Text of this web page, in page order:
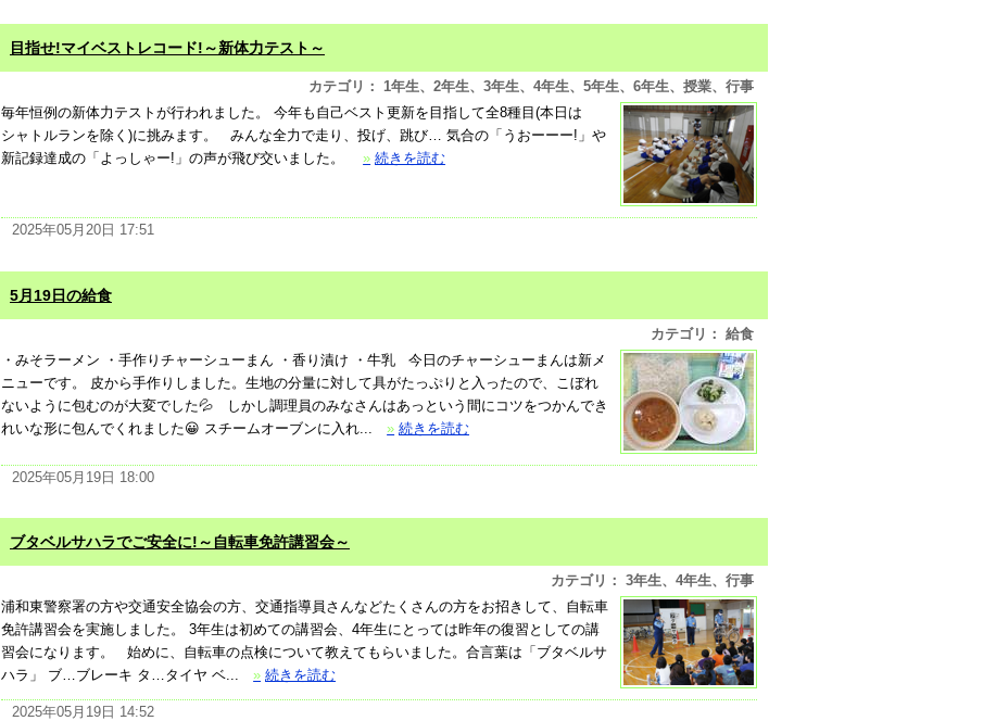
目指せ!マイベストレコード!～新体力テスト～
カテゴリ： 1年生、2年生、3年生、4年生、5年生、6年生、授業、行事
毎年恒例の新体力テストが行われました。 今年も自己ベスト更新を目指して全8種目(本日は
シャトルランを除く)に挑みます。 みんな全力で走り、投げ、跳び… 気合の「うおーーー!」や
新記録達成の「よっしゃー!」の声が飛び交いました。
» 続きを読む
2025年05月20日 17:51
5月19日の給食
カテゴリ： 給食
・みそラーメン ・手作りチャーシューまん ・香り漬け ・牛乳 今日のチャーシューまんは新メ
ニューです。 皮から手作りしました。生地の分量に対して具がたっぷりと入ったので、こぼれ
ないように包むのが大変でした💦 しかし調理員のみなさんはあっという間にコツをつかんでき
れいな形に包んでくれました😀 スチームオーブンに入れ...
» 続きを読む
2025年05月19日 18:00
ブタベルサハラでご安全に!～自転車免許講習会～
カテゴリ： 3年生、4年生、行事
浦和東警察署の方や交通安全協会の方、交通指導員さんなどたくさんの方をお招きして、自転車
免許講習会を実施しました。 3年生は初めての講習会、4年生にとっては昨年の復習としての講
習会になります。 始めに、自転車の点検について教えてもらいました。合言葉は「ブタベルサ
ハラ」 ブ…ブレーキ タ…タイヤ ベ...
» 続きを読む
2025年05月19日 14:52